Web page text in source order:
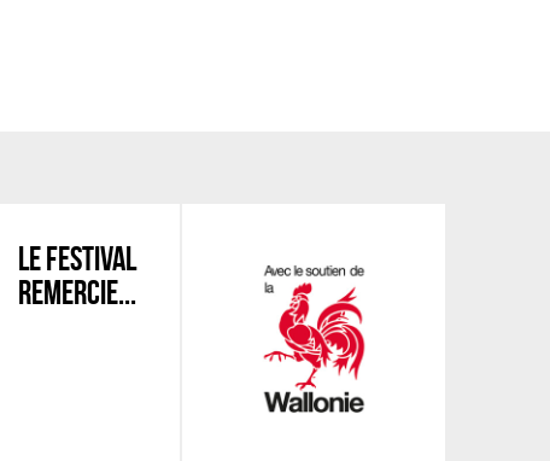
LE FESTIVAL
REMERCIE...